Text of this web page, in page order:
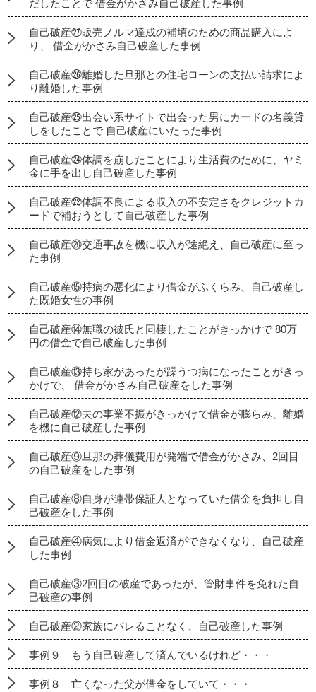
だしたことで 借金がかさみ自己破産した事例
自己破産㉗販売ノルマ達成の補填のための商品購入によ
り、 借金がかさみ自己破産した事例
自己破産㉖離婚した旦那との住宅ローンの支払い請求によ
り離婚した事例
自己破産㉕出会い系サイトで出会った男にカードの名義貸
しをしたことで 自己破産にいたった事例
自己破産㉔体調を崩したことにより生活費のために、ヤミ
金に手を出し自己破産した事例
自己破産㉒体調不良による収入の不安定さをクレジットカ
ードで補おうとして自己破産した事例
自己破産⑳交通事故を機に収入が途絶え、自己破産に至っ
た事例
自己破産⑮持病の悪化により借金がふくらみ、自己破産し
た既婚女性の事例
自己破産⑭無職の彼氏と同棲したことがきっかけで 80万
円の借金で自己破産した事例
自己破産⑬持ち家があったが躁うつ病になったことがきっ
かけで、 借金がかさみ自己破産をした事例
自己破産⑫夫の事業不振がきっかけで借金が膨らみ、離婚
を機に自己破産した事例
自己破産⑨旦那の葬儀費用が発端で借金がかさみ、2回目
の自己破産をした事例
自己破産⑧自身が連帯保証人となっていた借金を負担し自
己破産をした事例
自己破産④病気により借金返済ができなくなり、自己破産
した事例
自己破産③2回目の破産であったが、管財事件を免れた自
己破産の事例
自己破産②家族にバレることなく、自己破産した事例
事例９ もう自己破産して済んでいるけれど・・・
事例８ 亡くなった父が借金をしていて・・・